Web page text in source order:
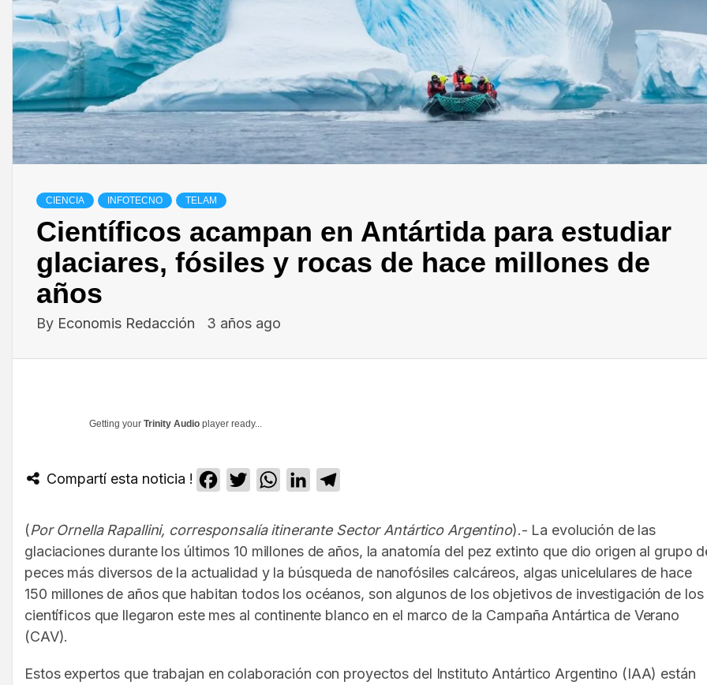
CIENCIA INFOTECNO TELAM
Científicos acampan en Antártida para estudiar
glaciares, fósiles y rocas de hace millones de
años
By Economis Redacción 3 años ago
Getting your Trinity Audio player ready...
Compartí esta noticia ! Facebook
TwitterWhatsApp
LinkedIn
(Por Ornella Rapallini, corresponsalía itinerante Sector Antártico Argentino).- La evolución de las
glaciaciones durante los últimos 10 millones de años, la anatomía del pez extinto que dio origen al grupo
peces más diversos de la actualidad y la búsqueda de nanofósiles calcáreos, algas unicelulares de hace
150 millones de años que habitan todos los océanos, son algunos de los objetivos de investigación de los
científicos que llegaron este mes al continente blanco en el marco de la Campaña Antártica de Verano
(CAV).
Estos expertos que trabajan en colaboración con proyectos del Instituto Antártico Argentino (IAA) están